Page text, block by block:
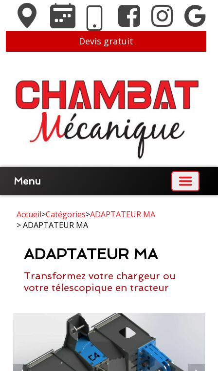
Devis gratuit
Menu
Accueil>Catégories>ADAPTATEUR MA
> ADAPTATEUR MA
ADAPTATEUR MA
Transformez votre chargeur ou
votre télescopique en tracteur